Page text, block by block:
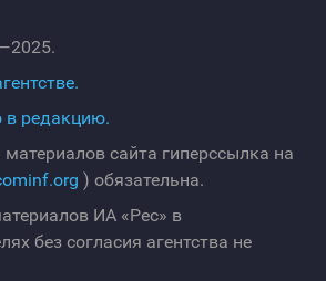
в редакцию.
сайта гиперссылка на
) обязательна.
ИА «Рес» в
без согласия агентства не